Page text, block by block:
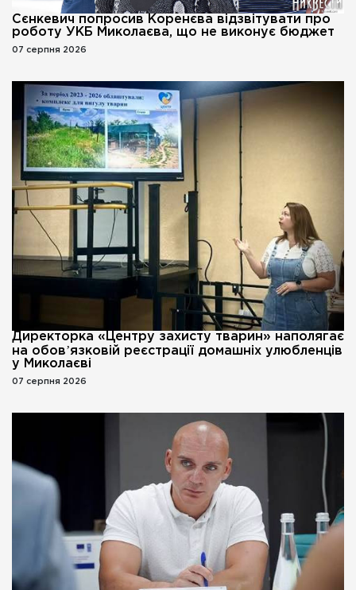
Сєнкевич попросив Коренєва відзвітувати про
роботу УКБ Миколаєва, що не виконує бюджет
07 серпня 2026
Директорка «Центру захисту тварин» наполягає
на обовʼязковій реєстрації домашніх улюбленців
у Миколаєві
07 серпня 2026